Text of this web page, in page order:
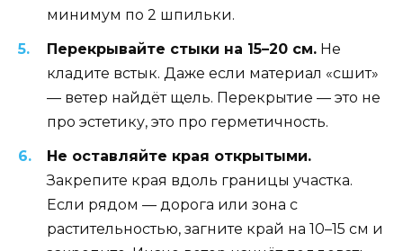
минимум по 2 шпильки.
Перекрывайте стыки на 15–20 см. Не
кладите встык. Даже если материал «сшит»
— ветер найдёт щель. Перекрытие — это не
про эстетику, это про герметичность.
Не оставляйте края открытыми.
Закрепите края вдоль границы участка.
Если рядом — дорога или зона с
растительностью, загните край на 10–15 см и